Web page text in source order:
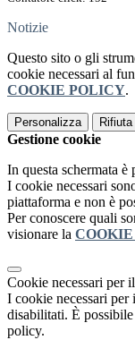
Notizie
Questo sito o gli
cookie necessari al
COOKIE POLICY.
Personalizza
Gestione cookie
In questa schermata
I cookie necessari
piattaforma e non è
Per conoscere quali
visionare la
Cookie necessari per
I cookie necessari per
disabilitati. È
policy.